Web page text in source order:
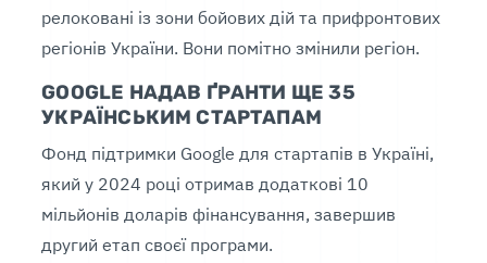
релоковані із зони бойових дій та прифронтових
регіонів України. Вони помітно змінили регіон.
GOOGLE НАДАВ ҐРАНТИ ЩЕ 35
УКРАЇНСЬКИМ СТАРТАПАМ
Фонд підтримки Google для стартапів в Україні,
який у 2024 році отримав додаткові 10
мільйонів доларів фінансування, завершив
другий етап своєї програми.